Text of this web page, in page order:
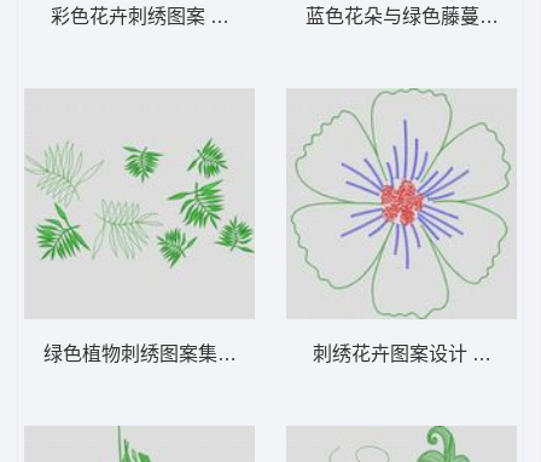
彩色花卉刺绣图案 大花样
绿色植物刺绣图案集合 大花样
蓝色花朵与绿色藤蔓刺绣
刺绣花卉图案设计 大花样